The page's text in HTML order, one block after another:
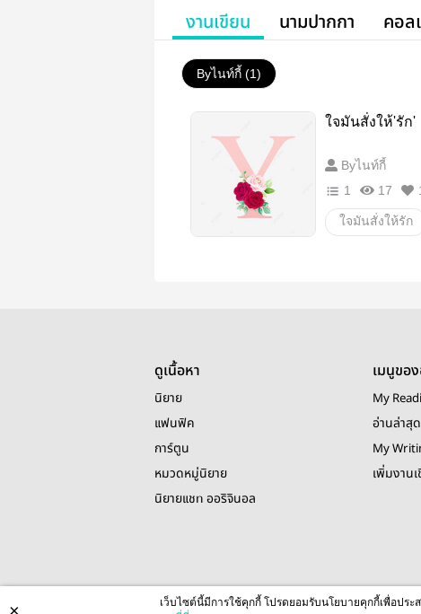
งานเขียน นามปากกา คอล
Byไนท์กี้ (1)
ใจมันสั่งให้'รัก'
Byไนท์กี้
1
17
ใจมันสั่งให้รัก
ดูเนื้อหา
นิยาย
แฟนฟิค
การ์ตูน
หมวดหมู่นิยาย
นิยายแชท ออริจินอล
เมนูขอ
My
อ่านล่าสุด
My
เพิ่มงาน
เว็บไซต์นี้มีการใช้คุกกี้ โปรดยอมรับนโยบายคุกกี้เพื่อป